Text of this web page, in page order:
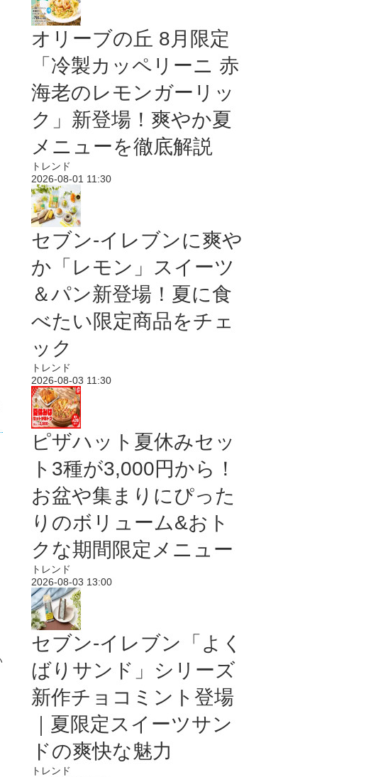
オリーブの丘 8月限定
「冷製カッペリーニ 赤
海老のレモンガーリッ
ク」新登場！爽やか夏
メニューを徹底解説
トレンド
2026-08-01 11:30
セブン‐イレブンに爽や
か「レモン」スイーツ
＆パン新登場！夏に食
べたい限定商品をチェ
ック
トレンド
2026-08-03 11:30
ピザハット夏休みセッ
ト3種が3,000円から！
お盆や集まりにぴった
りのボリューム&おト
クな期間限定メニュー
トレンド
2026-08-03 13:00
セブン‐イレブン「よく
ばりサンド」シリーズ
新作チョコミント登場
｜夏限定スイーツサン
ドの爽快な魅力
トレンド